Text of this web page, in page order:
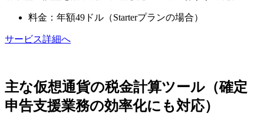
料金：年額49ドル（Starterプランの場合）
サービス詳細へ
主な仮想通貨の税金計算ツール（確定
申告支援業務の効率化にも対応）